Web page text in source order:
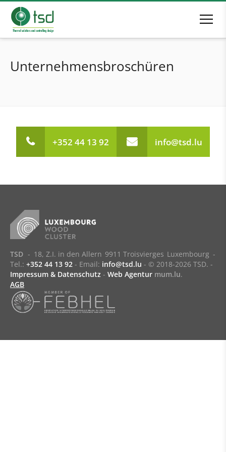
Unternehmensbroschüren
+352 44 13 92 info@tsd.lu
TSD - 18, Z.I. in den Allern 9911 Troisvierges Luxembourg -
Tel.: +352 44 13 92 - Email: info@tsd.lu - © 2018-2026 TSD. -
Impressum & Datenschutz - Web Agentur mum.lu.
AGB